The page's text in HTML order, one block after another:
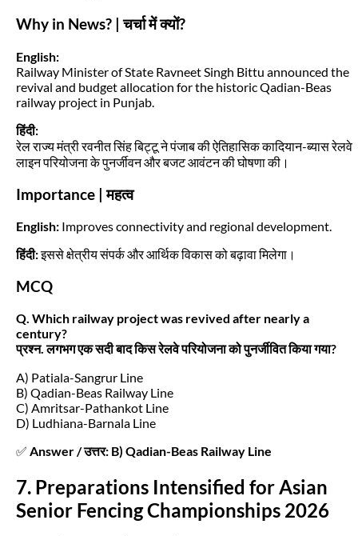
Why in News? | चर्चा में क्यों?
English:
Railway Minister of State Ravneet Singh Bittu announced the
revival and budget allocation for the historic Qadian-Beas
railway project in Punjab.
हिंदी:
रेल राज्य मंत्री रवनीत सिंह बिट्टू ने पंजाब की ऐतिहासिक कादियान-ब्यास रेलवे
लाइन परियोजना के पुनर्जीवन और बजट आवंटन की घोषणा की।
Importance | महत्व
English: Improves connectivity and regional development.
हिंदी:इससे क्षेत्रीय संपर्क और आर्थिक विकास को बढ़ावा मिलेगा।
MCQ
Q. Which railway project was revived after nearly a
century?
प्रश्न. लगभग एक सदी बाद किस रेलवे परियोजना को पुनर्जीवित किया गया?
A) Patiala-Sangrur Line
B) Qadian-Beas Railway Line
C) Amritsar-Pathankot Line
D) Ludhiana-Barnala Line
✅ Answer / उत्तर: B) Qadian-Beas Railway Line
7. Preparations Intensified for Asian
Senior Fencing Championships 2026